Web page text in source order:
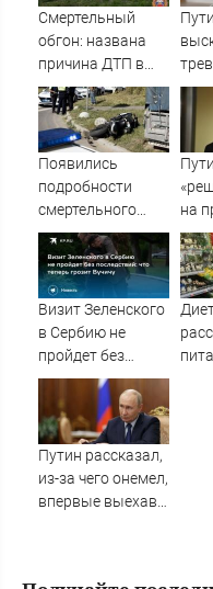
Смертельный
обгон: названа
причина ДТП в
Твери, в котором
погиб
мотоциклист
Появились
подробности
смертельного
ДТП с
мотоциклом в
Твери
на
о
в
Визит Зеленского
в Сербию не
пройдет без
последствий: что
теперь грозит
Вучичу
Путин рассказал,
из-за чего онемел,
впервые выехав